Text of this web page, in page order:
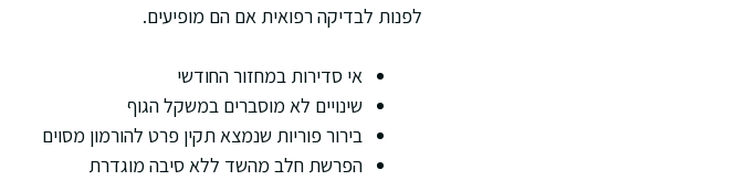
לפנות לבדיקה רפואית אם הם מופיעים.
אי סדירות במחזור החודשי
שינויים לא מוסברים במשקל הגוף
בירור פוריות שנמצא תקין פרט להורמון מסוים
הפרשת חלב מהשד ללא סיבה מוגדרת